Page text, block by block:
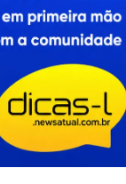
Contato
RSS